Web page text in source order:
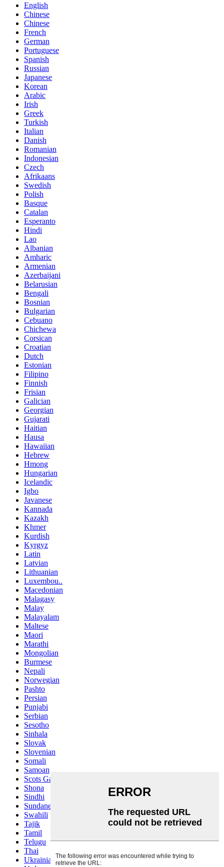
English
Chinese
Chinese
French
German
Portuguese
Spanish
Russian
Japanese
Korean
Arabic
Irish
Greek
Turkish
Italian
Danish
Romanian
Indonesian
Czech
Afrikaans
Swedish
Polish
Basque
Catalan
Esperanto
Hindi
Lao
Albanian
Amharic
Armenian
Azerbaijani
Belarusian
Bengali
Bosnian
Bulgarian
Cebuano
Chichewa
Corsican
Croatian
Dutch
Estonian
Filipino
Finnish
Frisian
Galician
Georgian
Gujarati
Haitian
Hausa
Hawaiian
Hebrew
Hmong
Hungarian
Icelandic
Igbo
Javanese
Kannada
Kazakh
Khmer
Kurdish
Kyrgyz
Latin
Latvian
Lithuanian
Luxembou..
Macedonian
Malagasy
Malay
Malayalam
Maltese
Maori
Marathi
Mongolian
Burmese
Nepali
Norwegian
Pashto
Persian
Punjabi
Serbian
Sesotho
Sinhala
Slovak
Slovenian
Somali
Samoan
Scots Gaelic
Shona
Sindhi
Sundanese
Swahili
Tajik
Tamil
Telugu
Thai
Ukrainian